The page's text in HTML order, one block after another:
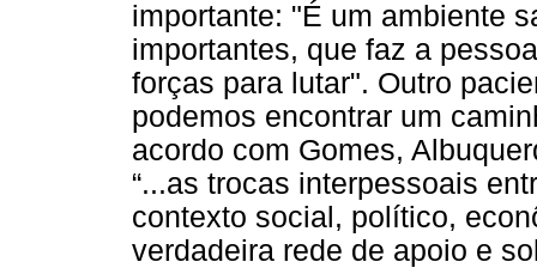
importante: "É um ambiente
importantes, que faz a
forças para lutar". Outro
podemos encontrar um
acordo com Gomes,
“...as trocas interpessoais
contexto social, político,
verdadeira rede de apoio e